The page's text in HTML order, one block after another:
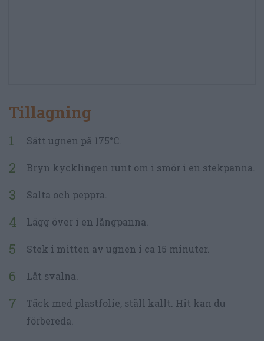
Tillagning
Sätt ugnen på 175°C.
Bryn kycklingen runt om i smör i en stekpanna.
Salta och peppra.
Lägg över i en långpanna.
Stek i mitten av ugnen i ca 15 minuter.
Låt svalna.
Täck med plastfolie, ställ kallt. Hit kan du
förbereda.